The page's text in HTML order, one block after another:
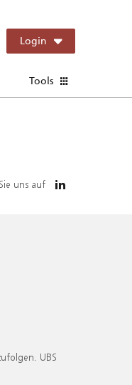
Login
Tools
uns auf
UBS